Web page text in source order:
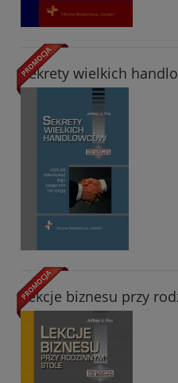
Sekrety wielkich
Lekcje biznesu przy